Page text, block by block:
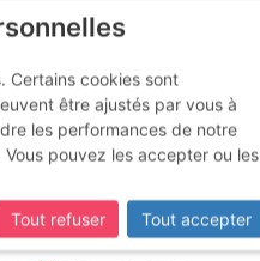
Certains cookies sont
être ajustés par vous à
les performances de notre
pouvez les accepter ou les
Tout refuser
Tout accepter